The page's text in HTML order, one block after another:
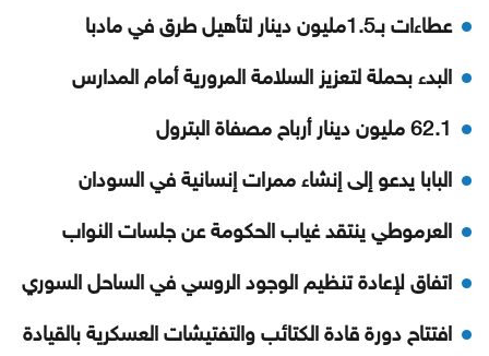
عطاءات بـ1.5مليون دينار لتأهيل طرق في مادبا
البدء بحملة لتعزيز السلامة المرورية أمام المدارس
62.1 مليون دينار أرباح مصفاة البترول
البابا يدعو إلى إنشاء ممرات إنسانية في السودان
العرموطي ينتقد غياب الحكومة عن جلسات النواب
اتفاق لإعادة تنظيم الوجود الروسي في الساحل السوري
افتتاح دورة قادة الكتائب والتفتيشات العسكرية بالقيادة